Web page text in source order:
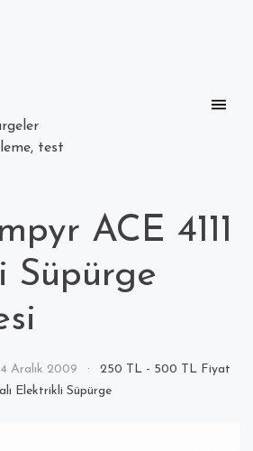
test
ACE 4111
Süpürge
Aralık 2009
250 TL - 500 TL Fiyat
Elektrikli Süpürge